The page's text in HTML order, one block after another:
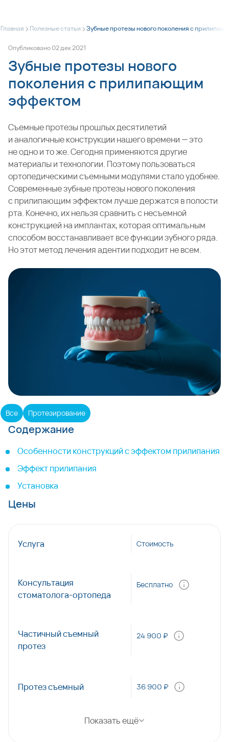
Главная > Полезные статьи >Зубные протезы нового поколения с
Опубликовано02дек2021
Зубные протезы нового
поколения с прилипающим
эффектом
Съемные протезы прошлых десятилетий
и аналогичные конструкции нашего времени — это
не одно и то же. Сегодня применяются другие
материалы и технологии. Поэтому пользоваться
ортопедическими съемными модулями стало удобнее.
Современные зубные протезы нового поколения
с прилипающим эффектом лучше держатся в полости
рта. Конечно, их нельзя сравнить с несъемной
конструкцией на имплантах, которая оптимальным
способом восстанавливает все функции зубного ряда.
Но этот метод лечения адентии подходит не всем.
Все Протезирование
Содержание
Особенности конструкций с эффектом прилипания
Эффект прилипания
Установка
Цены
Услуга Стоимость
Консультация
стоматолога-ортопеда
Бесплатно
Частичный съемный
протез
24 900 ₽
Протез съемный 36 900 ₽
Показать ещё